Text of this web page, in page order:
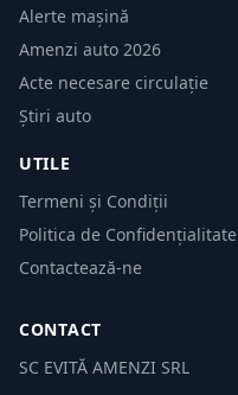
Alerte mașină
Amenzi auto 2026
Acte necesare circulație
Știri auto
UTILE
Termeni și Condiții
Politica de Confidențialitate
Contactează-ne
CONTACT
SC EVITĂ AMENZI SRL